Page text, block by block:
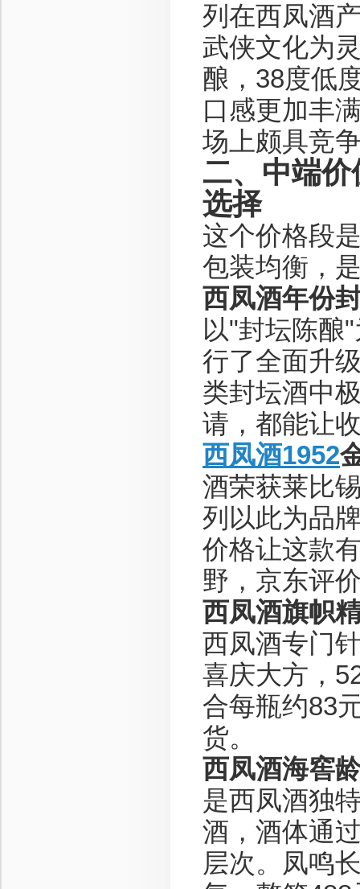
列在西凤酒
武侠文化为
酿，38度低
口感更加丰
场上颇具竞
二、中端
选择
这个价格段
包装均衡，
西凤酒年份
以"封坛陈酿
行了全面升
类封坛酒中
请，都能让
西凤酒1952
酒荣获莱比
列以此为品
价格让这款
野，京东评
西凤酒旗帜
西凤酒专门
喜庆大方，
合每瓶约83
货。
西凤酒海窖
是西凤酒独
酒，酒体通
层次。凤鸣